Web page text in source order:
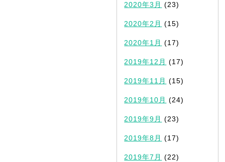
2020年3月 (23)
2020年2月 (15)
2020年1月 (17)
2019年12月 (17)
2019年11月 (15)
2019年10月 (24)
2019年9月 (23)
2019年8月 (17)
2019年7月 (22)